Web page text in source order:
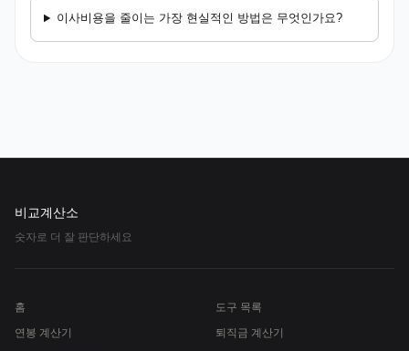
이사비용을 줄이는 가장 현실적인 방법은 무엇인가요?
비교계산소
숫자로 더 잘 판단하세요
홈
도구 목록
연봉 계산기
퇴직금 계산기